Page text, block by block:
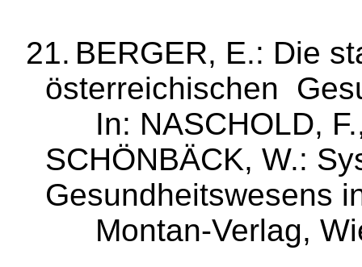
21. BERGER, E.: Die
österreichischen
In: NASCHOLD,
SCHÖNBÄCK, W.:
Gesundheits­wesens
Montan‑Verlag,